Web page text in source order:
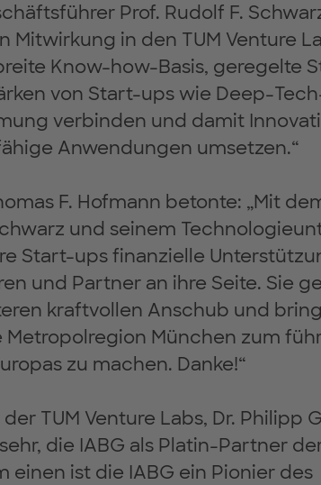
Prof. Rudolf F.
Mitwirkung in den TUM Venture
Know-how-Basis, geregelte
von Start-ups wie Deep-
verbinden und damit
Anwendungen umsetzen.“
F. Hofmann betonte: „Mit
und seinem
Start-ups finanzielle
und Partner an ihre Seite. Sie
kraftvollen Anschub und
Metropolregion München zum
zu machen. Danke!“
TUM Venture Labs, Dr. Philipp
die IABG als Platin-Partner
einen ist die IABG ein Pionier des